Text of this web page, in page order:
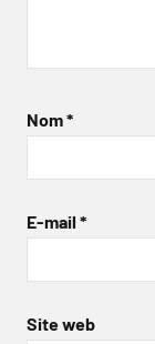
Nom*
E-mail *
Site web